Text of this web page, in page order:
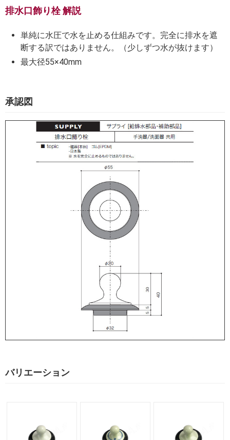
排水口飾り栓 解説
単純に水圧で水を止める仕組みです。完全に排水を遮
断する訳ではありません。（少しずつ水が抜けます）
最大径55×40mm
承認図
バリエーション